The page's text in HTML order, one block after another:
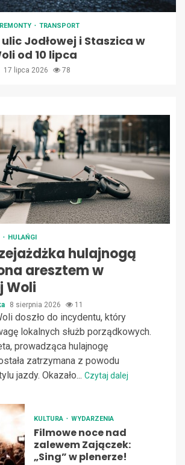
REMONTY TRANSPORT
Jodłowej i Staszica w
od 10 lipca
17 lipca 2026 78
HULAŃGI
hulajnogą
aresztem w
Woli
8 sierpnia 2026 11
doszło do incydentu, który
lokalnych służb porządkowych.
prowadząca hulajnogę
zatrzymana z powodu
jazdy. Okazało... Czytaj dalej
KULTURA WYDARZENIA
Filmowe noce nad
zalewem Zajączek:
„Sing” w plenerze!